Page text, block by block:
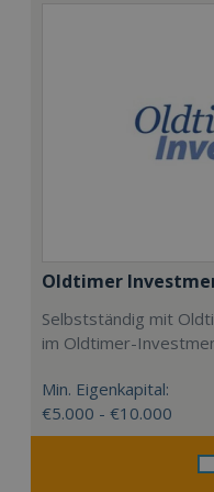
Oldtimer
Selbstständig mit
im Oldtimer-
Min. Eigenkapital:
€5.000 - €10.000